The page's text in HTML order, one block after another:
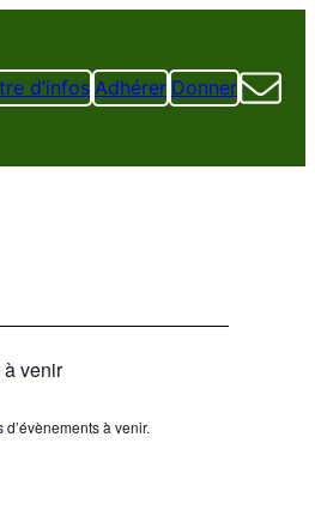
d’infosAdhérer Donner
venir
d’évènements à venir.